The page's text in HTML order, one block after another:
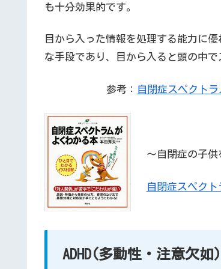
も十分効果的です。
目から入った情報を処理する能力に
な手段であり、目から入ると頭の中
参考： 自閉症スペクト
～自閉症の子
自閉症スペク
ADHD(多動性・注意欠